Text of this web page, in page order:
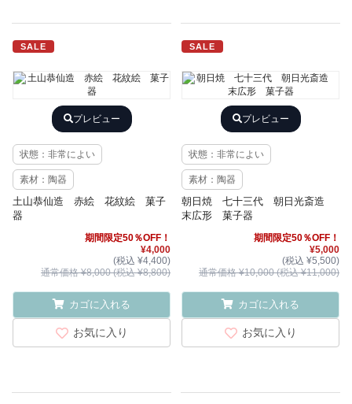
SALE
プレビュー
状態：非常によい
素材：陶器
土山恭仙造 赤絵 花紋絵 菓子
器
期間限定50％OFF！
¥4,000
(税込 ¥4,400)
通常価格 ¥8,000 (税込 ¥8,800)
カゴに入れる
お気に入り
SALE
プレビュー
状態：非常によい
素材：陶器
朝日焼 七十三代 朝日光斎造
末広形 菓子器
期間限定50％OFF！
¥5,000
(税込 ¥5,500)
通常価格 ¥10,000 (税込 ¥11,000)
カゴに入れる
お気に入り